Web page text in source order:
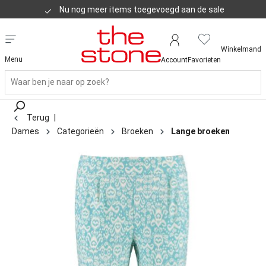
Nu nog meer items toegevoegd aan de sale
Klanten geven ons een 8,8
Menu AccountFavorieten
Winkelmand
Terug
Dames
Categorieën Broeken Lange broeken